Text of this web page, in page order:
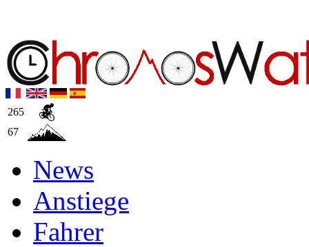
265
67
News
Anstiege
Fahrer